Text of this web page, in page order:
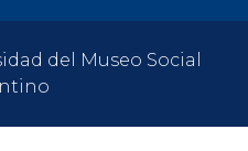
del Museo Social